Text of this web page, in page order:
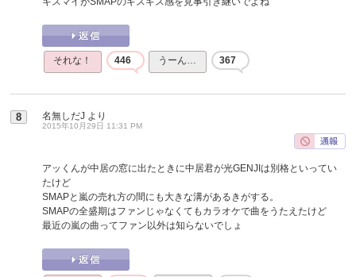
それな！ 446 うーん… 367
8 名無しだJ より
2015年10月29日 11:31 PM
アッくんが中居の窓に出たときに中居君が光GENJIは別格といってい
たけど
SMAPと嵐の売れ方の間にも大きな溝があるきがする。
SMAPの全盛期はファンじゃなくてもカラオケで曲をうたえたけど
最近の嵐の曲ってファン以外は知らないでしょ